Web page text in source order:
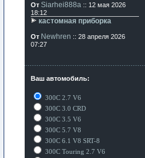
От Siarhei888a :: 12 мая 2026
18:12
кастомная приборка
От Newhren :: 28 апреля 2026
07:27
Ваш автомобиль:
300C 2.7 V6
300C 3.0 CRD
300C 3.5 V6
300C 5.7 V8
300C 6.1 V8 SRT-8
300C Touring 2.7 V6